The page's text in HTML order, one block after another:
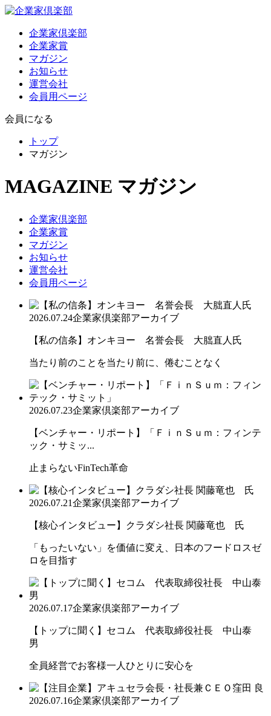
企業家倶楽部
企業家賞
マガジン
お知らせ
運営会社
会員用ページ
会員になる
トップ
マガジン
MAGAZINE マガジン
企業家倶楽部
企業家賞
マガジン
お知らせ
運営会社
会員用ページ
2026.07.24企業家倶楽部アーカイブ
【私の信条】オンキヨー 名誉会長 大朏直人氏
当たり前のことを当たり前に、倦むことなく
2026.07.23企業家倶楽部アーカイブ
【ベンチャー・リポート】「ＦｉｎＳｕｍ：フィンテ
ック・サミッ...
止まらないFinTech革命
2026.07.21企業家倶楽部アーカイブ
【核心インタビュー】クラダシ社長 関藤竜也 氏
「もったいない」を価値に変え、日本のフードロスゼ
ロを目指す
2026.07.17企業家倶楽部アーカイブ
【トップに聞く】セコム 代表取締役社長 中山泰
男
全員経営でお客様一人ひとりに安心を
2026.07.16企業家倶楽部アーカイブ